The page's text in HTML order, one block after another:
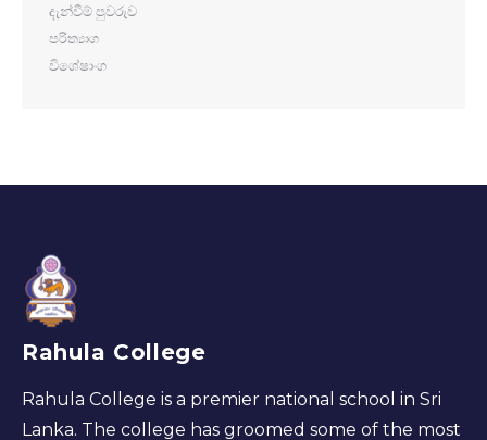
දැන්වීම් පුවරුව
පරිත්‍යාග
විශේෂාංග
Rahula College
Rahula College is a premier national school in Sri
Lanka. The college has groomed some of the most